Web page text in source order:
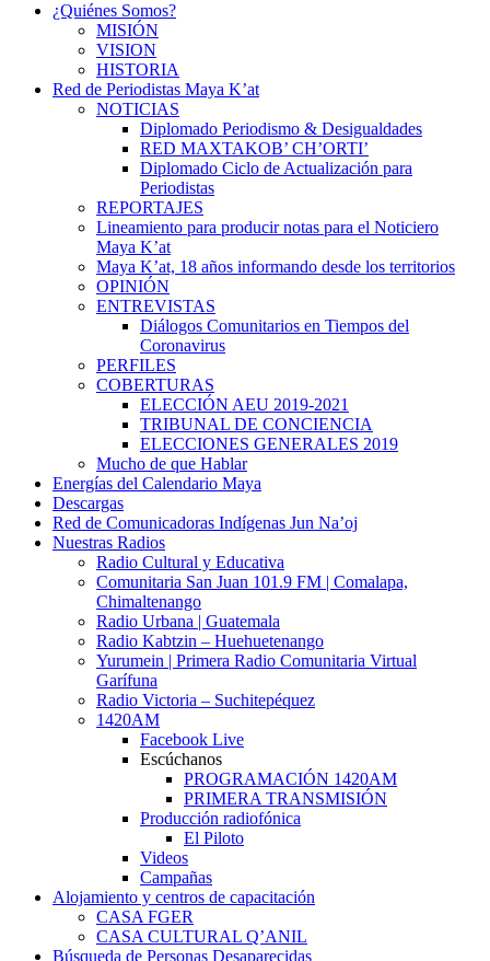
¿Quiénes Somos?
MISIÓN
VISION
HISTORIA
Red de Periodistas Maya K’at
NOTICIAS
Diplomado Periodismo & Desigualdades
RED MAXTAKOB’ CH’ORTI’
Diplomado Ciclo de Actualización para
Periodistas
REPORTAJES
Lineamiento para producir notas para el Noticiero
Maya K’at
Maya K’at, 18 años informando desde los territorios
OPINIÓN
ENTREVISTAS
Diálogos Comunitarios en Tiempos del
Coronavirus
PERFILES
COBERTURAS
ELECCIÓN AEU 2019-2021
TRIBUNAL DE CONCIENCIA
ELECCIONES GENERALES 2019
Mucho de que Hablar
Energías del Calendario Maya
Descargas
Red de Comunicadoras Indígenas Jun Na’oj
Nuestras Radios
Radio Cultural y Educativa
Comunitaria San Juan 101.9 FM | Comalapa,
Chimaltenango
Radio Urbana | Guatemala
Radio Kabtzin – Huehuetenango
Yurumein | Primera Radio Comunitaria Virtual
Garífuna
Radio Victoria – Suchitepéquez
1420AM
Facebook Live
Escúchanos
PROGRAMACIÓN 1420AM
PRIMERA TRANSMISIÓN
Producción radiofónica
El Piloto
Videos
Campañas
Alojamiento y centros de capacitación
CASA FGER
CASA CULTURAL Q’ANIL
Búsqueda de Personas Desaparecidas